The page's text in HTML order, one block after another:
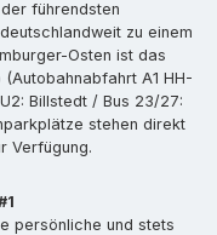
führendsten
zu einem
Osten ist das
A1 HH-
Billstedt / Bus 23/27:
stehen direkt
Verfügung.
persönliche und stets